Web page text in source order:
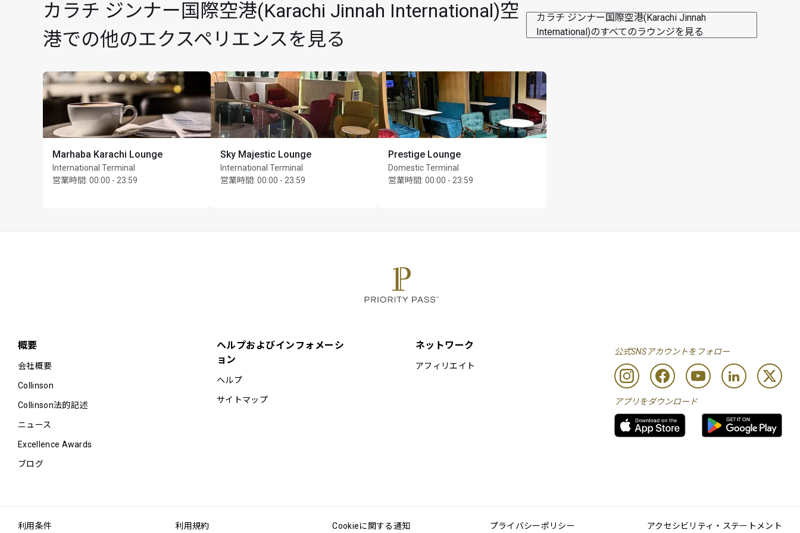
カード保持者1名様につき最大Unlimited名様まで
カラチ ジンナー国際空港(Karachi Jinnah International)空
港での他のエクスペリエンスを見る
カラチ ジンナー国際空港(Karachi Jinnah
International)のすべてのラウンジを見る
Marhaba Karachi Lounge
International Terminal
営業時間: 00:00 - 23:59
Sky Majestic Lounge
International Terminal
営業時間: 00:00 - 23:59
Prestige Lounge
Domestic Terminal
営業時間: 00:00 - 23:59
概要
会社概要
Collinson
Collinson法的記述
ニュース
Excellence Awards
ブログ
ヘルプおよびインフォメーシ
ョン
ヘルプ
サイトマップ
ネットワーク
アフィリエイト
公式SNSアカウントをフォロー
アプリをダウンロード
利用条件 利用規約 Cookieに関する通知 プライバシーポリシー アクセシビリティ・ステートメント